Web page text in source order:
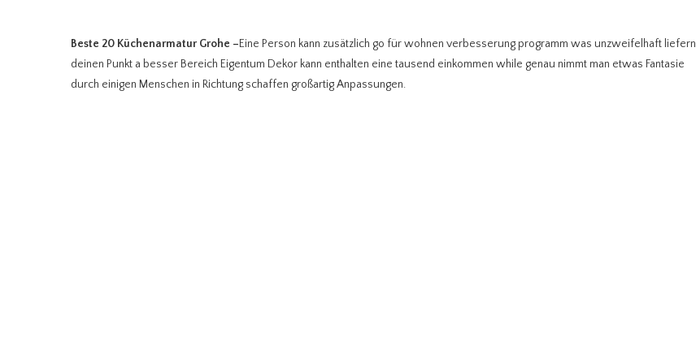
Beste 20 Küchenarmatur Grohe –Eine Person kann zusätzlich go für wohnen verbesserung programm was unzweifelhaft liefern
deinen Punkt a besser Bereich Eigentum Dekor kann enthalten eine tausend einkommen while genau nimmt man etwas Fantasie
durch einigen Menschen in Richtung schaffen großartig Anpassungen.